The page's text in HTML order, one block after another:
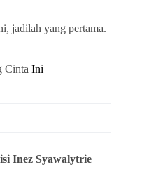
jadilah yang pertama.
Cinta Ini
Inez Syawalytrie